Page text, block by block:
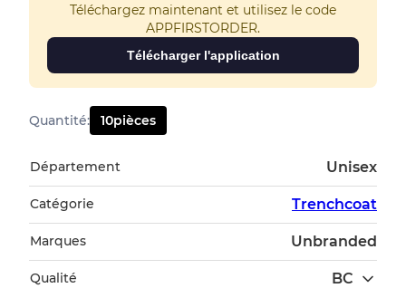
Téléchargez maintenant et utilisez le code
APPFIRSTORDER.
Télécharger l'application
Quantité: 10pièces
Département Unisex
Catégorie Trenchcoat
Marques Unbranded
Qualité BC